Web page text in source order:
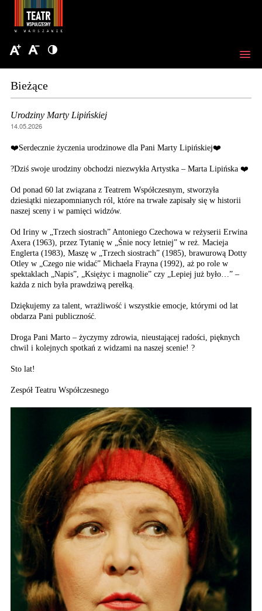
Bieżące
Urodziny Marty Lipińskiej
14.05.2026
❤️Serdecznie życzenia urodzinowe dla Pani Marty Lipińskiej❤️
?Dziś swoje urodziny obchodzi niezwykła Artystka – Marta Lipińska ❤️
Od ponad 60 lat związana z Teatrem Współczesnym, stworzyła
dziesiątki niezapomnianych ról, które na trwałe zapisały się w historii
naszej sceny i w pamięci widzów.
Od Iriny w „Trzech siostrach” Antoniego Czechowa w reżyserii Erwina
Axera (1963), przez Tytanię w „Śnie nocy letniej” w reż. Macieja
Englerta (1983), Maszę w „Trzech siostrach” (1985), brawurową Dotty
Otley w „Czego nie widać” Michaela Frayna (1992), aż po role w
spektaklach „Napis”, „Księżyc i magnolie” czy „Lepiej już było…” –
każda z nich była prawdziwą perełką.
Dziękujemy za talent, wrażliwość i wszystkie emocje, którymi od lat
obdarza Pani publiczność.
Droga Pani Marto – życzymy zdrowia, nieustającej radości, pięknych
chwil i kolejnych spotkań z widzami na naszej scenie! ?
Sto lat!
Zespół Teatru Współczesnego